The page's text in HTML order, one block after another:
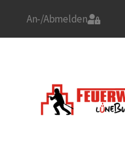
An-/Abmelden